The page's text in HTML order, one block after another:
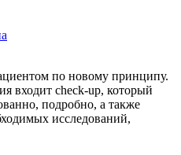
по новому принципу.
входит check-up, который
подробно, а также
исследований,